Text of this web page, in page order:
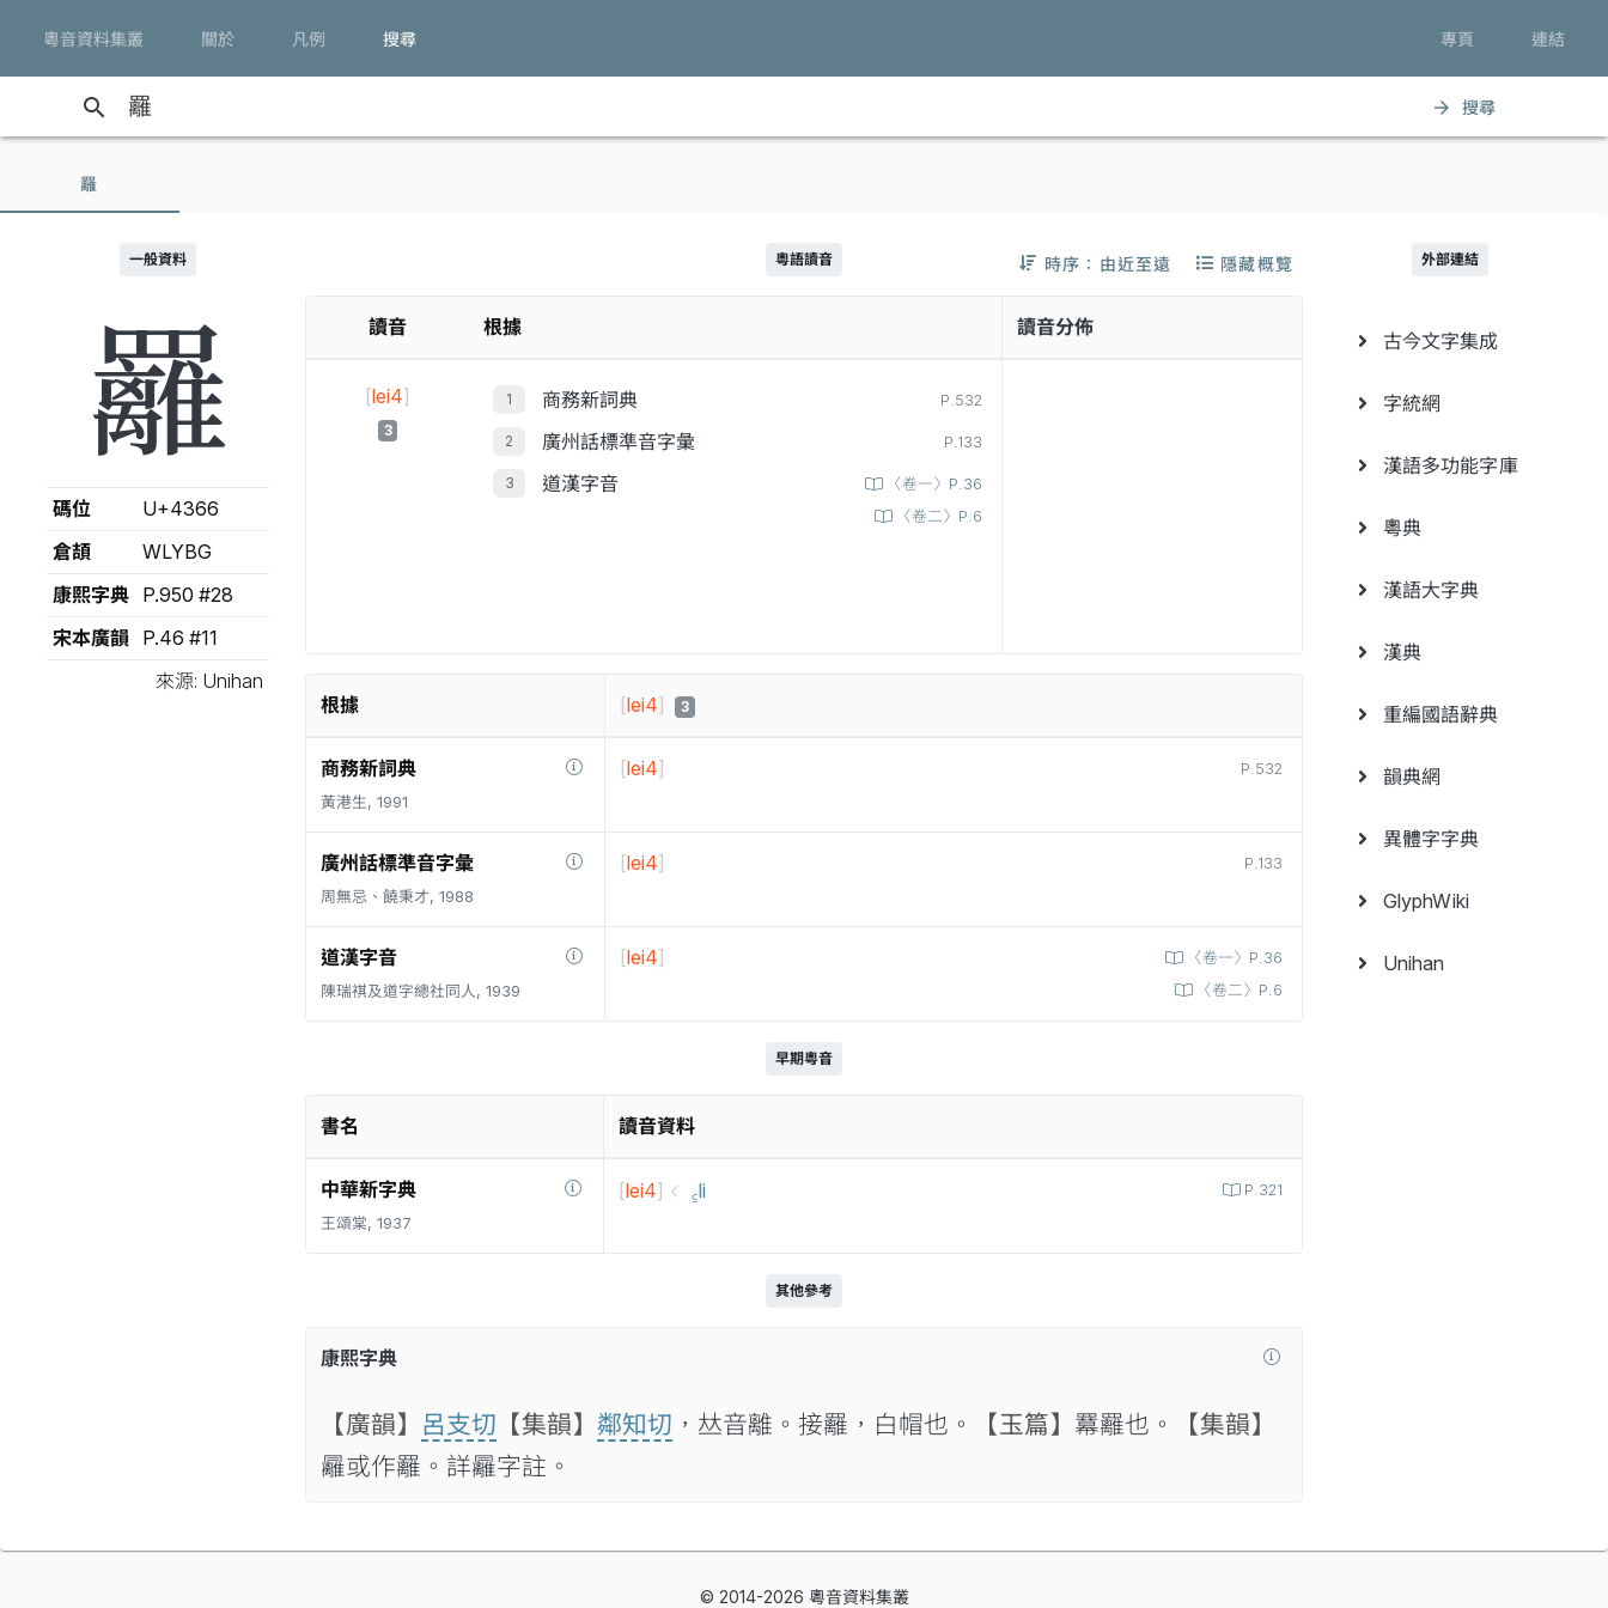
粵音資料集叢 關於 凡例 搜尋 專頁 連結
search arrow_forward 搜尋
䍦
一般資料
䍦
碼位
U+4366
倉頡
WLYBG
康熙字典
P.950 #28
宋本廣韻
P.46 #11
來源: Unihan
粵語讀音 時序：由近至遠 隱藏概覽
讀音 根據
[lei4]
3
商務新詞典 P.532
廣州話標準音字彙 P.133
道漢字音
〈卷一〉P.36
〈卷二〉P.6
讀音分佈
根據 [lei4] 3
商務新詞典
黃港生, 1991
P.532
[lei4]
廣州話標準音字彙
周無忌、饒秉才, 1988
P.133
[lei4]
道漢字音
陳瑞祺及道字總社同人, 1939
〈卷一〉P.36
〈卷二〉P.6
[lei4]
早期粵音
書名 讀音資料
中華新字典
王頌棠, 1937
P.321
[lei4] ꜁li
其他參考
康熙字典
【廣韻】 呂支切 【集韻】 鄰知切 ，𠀤音離。接䍦，白帽也。 【玉篇】 羃䍦也。
【集韻】
㒿或作䍦。詳㒿字註。
外部連結
古今文字集成
字統網
漢語多功能字庫
粵典
漢語大字典
漢典
重編國語辭典
韻典網
異體字字典
GlyphWiki
Unihan
© 2014-2026 粵音資料集叢